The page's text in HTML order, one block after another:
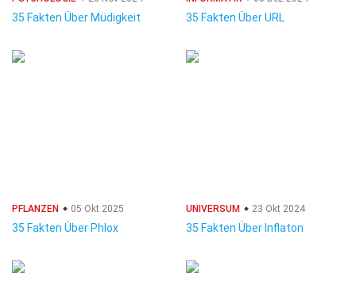
35 Fakten Über Müdigkeit 35 Fakten Über URL
PFLANZEN 05 Okt 2025
35 Fakten Über Phlox
UNIVERSUM 23 Okt 2024
35 Fakten Über Inflaton